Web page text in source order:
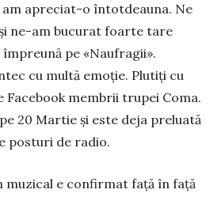
apreciat-o întotdeauna. Ne
ne-am bucurat foarte tare
pe «Naufragii».
cu multă emoție. Plutiți cu
Facebook membrii trupei Coma.
20 Martie și este deja preluată
posturi de radio.
muzical e con­firmat față în față